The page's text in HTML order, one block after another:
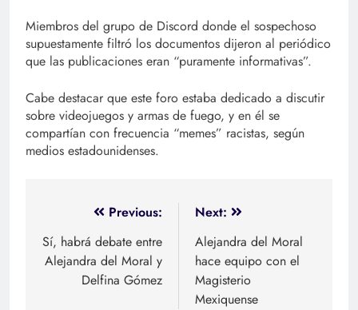
Miembros del grupo de Discord donde el sospechoso
supuestamente filtró los documentos dijeron al periódico
que las publicaciones eran “puramente informativas”.
Cabe destacar que este foro estaba dedicado a discutir
sobre videojuegos y armas de fuego, y en él se
compartían con frecuencia “memes” racistas, según
medios estadounidenses.
Navegación
de
entradas
Previous:
Sí, habrá debate entre
Alejandra del Moral y
Delfina Gómez
Next:
Alejandra del Moral
hace equipo con el
Magisterio
Mexiquense